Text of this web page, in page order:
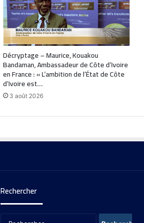
Décryptage – Maurice, Kouakou
Bandaman, Ambassadeur de Côte d’Ivoire
en France : « L’ambition de l’État de Côte
d’Ivoire est…
3 août 2026
Rechercher